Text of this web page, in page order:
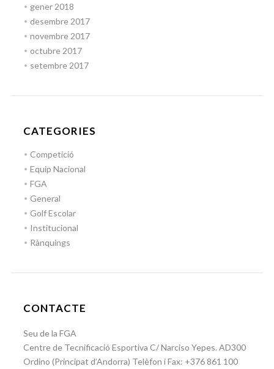
gener 2018
desembre 2017
novembre 2017
octubre 2017
setembre 2017
CATEGORIES
Competició
Equip Nacional
FGA
General
Golf Escolar
Institucional
Rànquings
CONTACTE
Seu de la FGA
Centre de Tecnificació Esportiva C/ Narciso Yepes. AD300
Ordino (Principat d’Andorra) Telèfon i Fax: +376 861 100